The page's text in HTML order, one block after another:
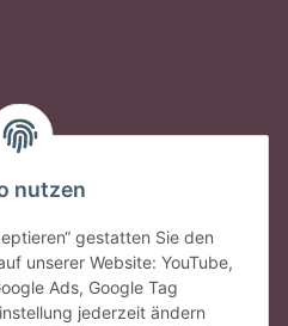
nutzen
gestatten Sie den
unserer Website: YouTube,
Ads, Google Tag
jederzeit ändern